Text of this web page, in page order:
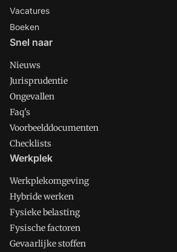
Vacatures
Boeken
Snel naar
Nieuws
Jurisprudentie
Ongevallen
Faq's
Voorbeelddocumenten
Checklists
Werkplek
Werkplekomgeving
Hybride werken
Fysieke belasting
Fysische factoren
Gevaarlijke stoffen